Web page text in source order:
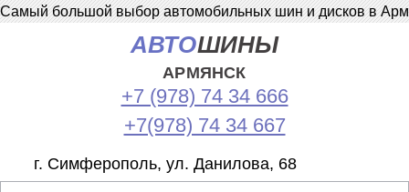
Самый большой выбор автомобильных шин и дисков в
АВТОШИНЫ
АРМЯНСК
+7 (978) 74 34 666
+7(978) 74 34 667
г. Симферополь, ул. Данилова, 68